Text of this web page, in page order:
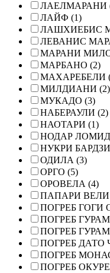
ЛАЕЛМАРАНИ
ЛАЙФ (1)
ЛАШХИЕБИС
ЛЕВАНИС
МАРАНИ
МАРБАНО (2)
МАХАРЕБЕЛИ
МИЛДИАНИ (2)
МУКАДО (3)
НАБЕРАУЛИ (2)
НАОТАРИ (1)
НОДАР
НУКРИ
ОДИЛА (3)
ОРГО (5)
ОРОВЕЛА (4)
ПАПАРИ ВЕЛИ
ПОГРЕБ ГОГИ
ПОГРЕБ
ПОГРЕБ
ПОГРЕБ ДАТО
ПОГРЕБ
ПОГРЕБ